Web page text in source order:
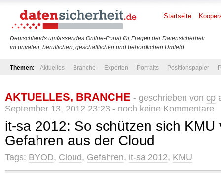
Deutschlands umfassendes Online-Portal für Fragen der Datensicherheit
im privaten, beruflichen, geschäftlichen und behördlichen Umfeld
Startseite
Themen: Aktuelles Branche Experten Portraits Positionspapier
AKTUELLES, BRANCHE - geschrieben von cp
September 13, 2012 23:23 - noch keine Kommentare
it-sa 2012: So schützen sich KMU
Gefahren aus der Cloud
Tags: BYOD, Cloud, Gefahren, it-sa 2012, KMU